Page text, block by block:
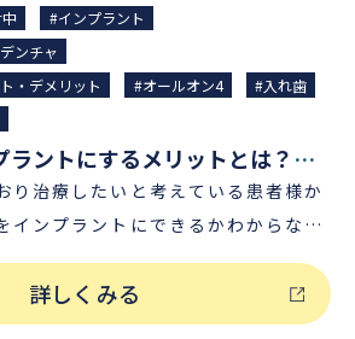
いる人の割合は3.9%と報告されて
40代でインプラントを入れること
にとって、以前より身近な治療の選
ります。 参照資料：「令和
働省 インプラントと入れ
として、
ブリッジ、入れ歯（義歯）がありま
#インプラント
ンチャ
・デメリット
#オールオン4
#入れ歯
全部の歯をインプラントにするメリットとは？総入れ歯との違いも解説
り治療したいと考えている患者様か
インプラントにできるかわからな
ても費用が高額であることが予想さ
く聞かれます。 また、「オー
ンフォー）」と呼ばれる治療法を知
詳しくみる